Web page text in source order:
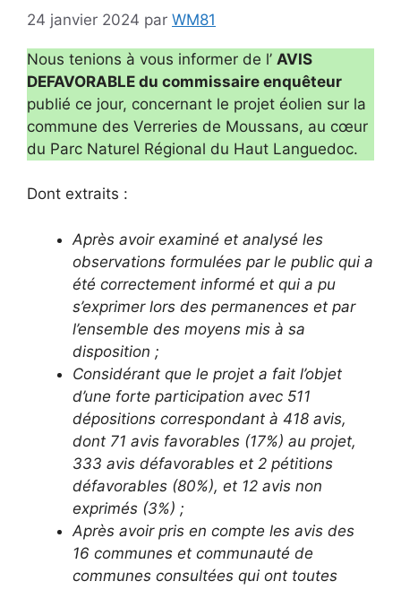
24 janvier 2024 par WM81
Nous tenions à vous informer de l’ AVIS
DEFAVORABLE du commissaire enquêteur
publié ce jour, concernant le projet éolien sur la
commune des Verreries de Moussans, au cœur
du Parc Naturel Régional du Haut Languedoc.
Dont extraits :
Après avoir examiné et analysé les
observations formulées par le public qui a
été correctement informé et qui a pu
s’exprimer lors des permanences et par
l’ensemble des moyens mis à sa
disposition ;
Considérant que le projet a fait l’objet
d’une forte participation avec 511
dépositions correspondant à 418 avis,
dont 71 avis favorables (17%) au projet,
333 avis défavorables et 2 pétitions
défavorables (80%), et 12 avis non
exprimés (3%) ;
Après avoir pris en compte les avis des
16 communes et communauté de
communes consultées qui ont toutes